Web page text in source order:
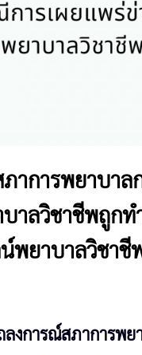
าการพยาบา
าลวิชาชีพถูก
พยาบาลวิชาชี
งการณ์สภาการพ